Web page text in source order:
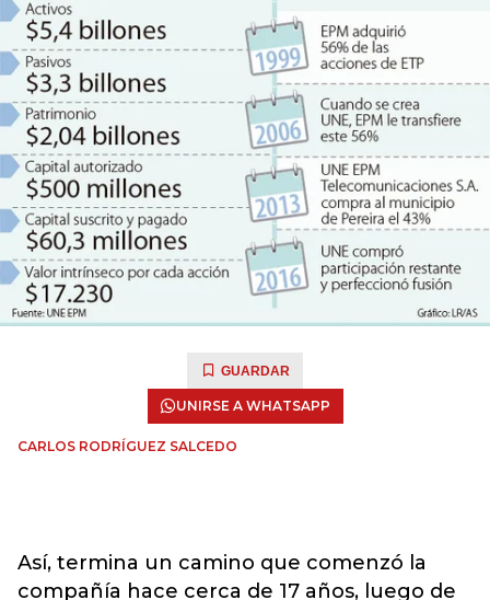
GUARDAR
UNIRSE A WHATSAPP
CARLOS RODRÍGUEZ SALCEDO
Así, termina un camino que comenzó la
compañía hace cerca de 17 años, luego de